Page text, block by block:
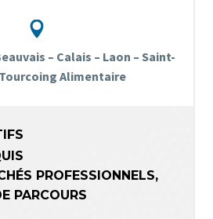


– Calais – Laon – Saint-
Alimentaire
PROFESSIONNELS,
PARCOURS